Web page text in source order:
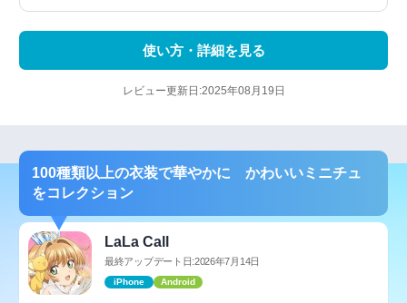
使い方・詳細を見る
レビュー更新日:2025年08月19日
100種類以上の衣装で華やかに かわいいミニチュ
をコレクション
LaLa Call
最終アップデート日:2026年7月14日
iPhone Android